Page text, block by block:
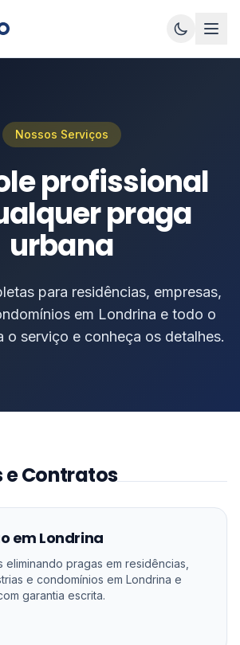
Nossos Serviços
profissional
praga
urbana
para residências, empresas,
em Londrina e todo o
o serviço e conheça os detalhes.
Contratos
em Londrina
eliminando pragas em residências,
e condomínios em Londrina e
garantia escrita.